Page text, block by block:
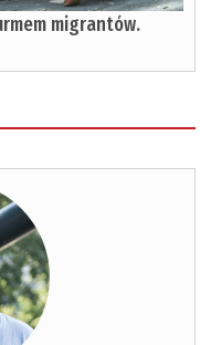
migrantów.